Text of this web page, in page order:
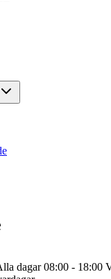
dagar 08:00 - 18:00